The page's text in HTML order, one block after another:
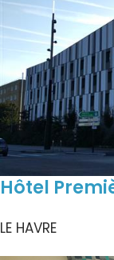
Hôtel
LE HAVRE